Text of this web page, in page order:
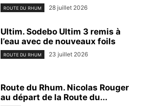
ROUTE DU RHUM 28 juillet 2026
Ultim. Sodebo Ultim 3 remis à
l’eau avec de nouveaux foils
ROUTE DU RHUM 23 juillet 2026
Route du Rhum. Nicolas Rouger
au départ de la Route du...